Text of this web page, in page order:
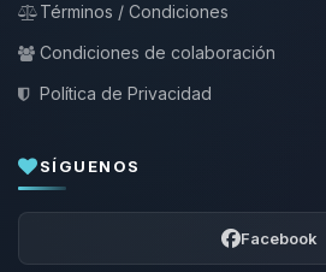
Términos / Condiciones
Condiciones de colaboración
Política de Privacidad
SÍGUENOS
Facebook